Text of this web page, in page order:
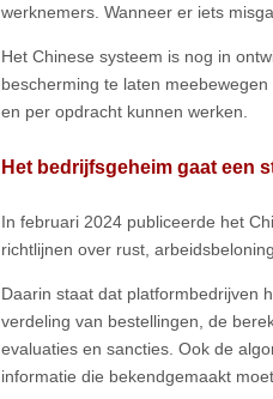
werknemers. Wanneer er iets
Het Chinese systeem is nog in
bescherming te laten
en per opdracht kunnen werken.
Het bedrijfsgeheim gaat een
In februari 2024 publiceerde het
richtlijnen over rust,
Daarin staat dat platformbedrijven
verdeling van bestellingen, de
evaluaties en sancties. Ook de
informatie die bekendgemaakt